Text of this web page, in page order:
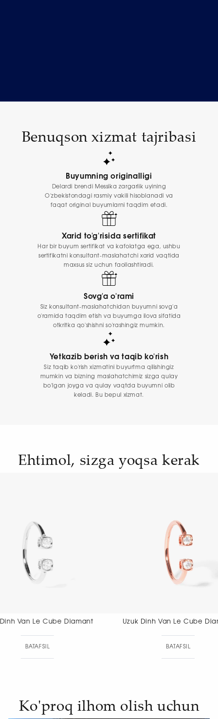
Benuqson xizmat tajribasi
Buyumning originalligi
Delardi brendi Messika zargarlik uyining
O'zbekistondagi rasmiy vakili hisoblanadi va
faqat original buyumlarni taqdim etadi.
Xarid to'g'risida sertifikat
Har bir buyum sertifikat va kafolatga ega, ushbu
sertifikatni konsultant-maslahatchi xarid vaqtida
maxsus siz uchun faollashtiradi.
Sovg'a o'rami
Siz konsultant-maslahatchidan buyumni sovg'a
o'ramida taqdim etish va buyumga ilova sifatida
otkritka qo'shishni so'rashingiz mumkin.
Yetkazib berish va taqib ko'rish
Siz taqib ko'rish xizmatini buyurtma qilishingiz
mumkin va bizning maslahatchimiz sizga qulay
bo'lgan joyga va qulay vaqtda buyumni olib
keladi. Bu bepul xizmat.
Ehtimol, sizga yoqsa kerak
Uzuk Dinh Van Le Cube Diamant Uzuk Dinh
Ko'proq ilhom olish uchun